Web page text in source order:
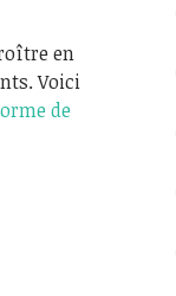
en
Voici
de